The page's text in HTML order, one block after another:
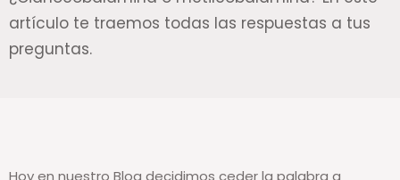
¿Cianocobalamina o metilcobalamina? En este
artículo te traemos todas las respuestas a tus
preguntas.